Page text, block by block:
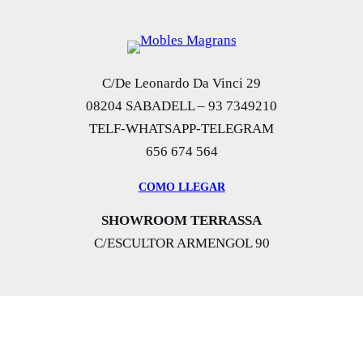
C/De Leonardo Da Vinci 29
08204 SABADELL – 93 7349210
TELF-WHATSAPP-TELEGRAM
656 674 564
COMO LLEGAR
SHOWROOM TERRASSA
C/ESCULTOR ARMENGOL 90